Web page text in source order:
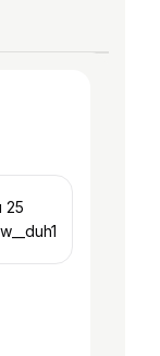
25
Snapchat 👻 Jew__duh1